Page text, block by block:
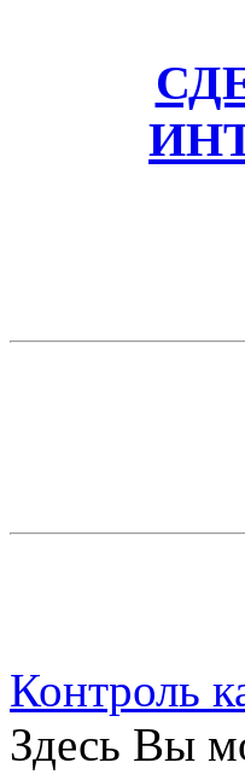
Контроль
Здесь Вы